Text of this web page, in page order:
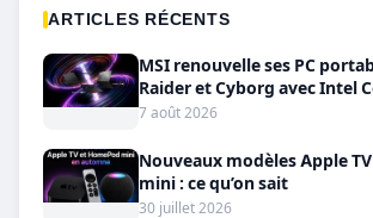
ARTICLES RÉCENTS
MSI renouvelle ses PC
Raider et Cyborg avec Intel
200HX et RTX 50
7 août 2026
Nouveaux modèles Apple
mini : ce qu’on sait
30 juillet 2026